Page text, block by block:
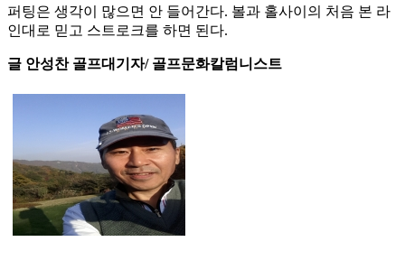
퍼팅은 생각이 많으면 안 들어간다. 볼과 홀사이의 처음 본 라
인대로 믿고 스트로크를 하면 된다.
글 안성찬 골프대기자/ 골프문화칼럼니스트